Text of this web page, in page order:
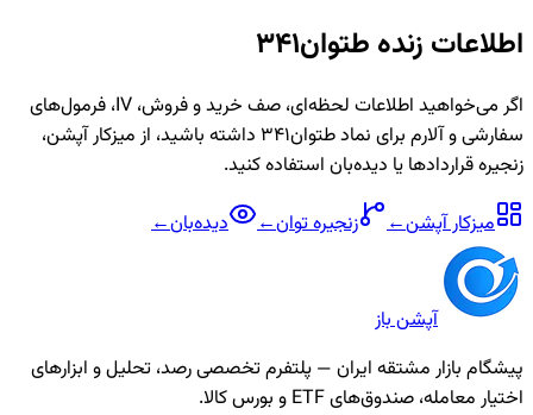
اطلاعات زنده طتوان341
اگر می‌خواهید اطلاعات لحظه‌ای، صف خرید و فروش، IV، فرمول‌های
سفارشی و آلارم برای نمادطتوان341
داشته باشید، از میزکار آپشن،
زنجیره قراردادها یا دیده‌بان استفاده کنید.
میزکار آپشن← زنجیرهتوان← دیده‌بان←
آپشن باز
پیشگام بازار مشتقه ایران — پلتفرم تخصصی رصد، تحلیل و ابزارهای
اختیار معامله، صندوق‌های ETF و بورس کالا.